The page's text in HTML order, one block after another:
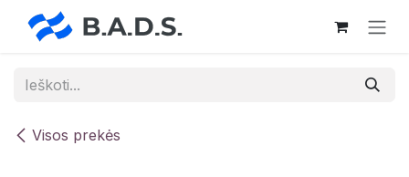
Skip to Content
Visos prekės